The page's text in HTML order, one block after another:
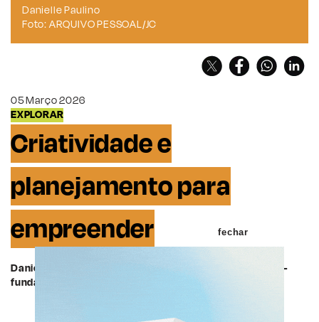
Danielle Paulino
Foto: ARQUIVO PESSOAL/JC
05 Março 2026
EXPLORAR
Criatividade e
planejamento para
empreender
Danielle Paulino é economista, empreendedora e sócia-
fundadora da 2a1 Cenografia
fechar